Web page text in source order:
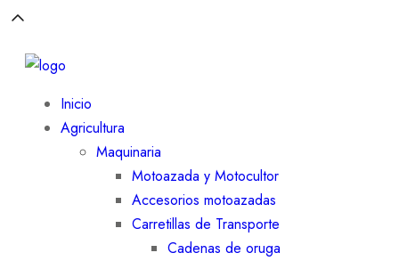
Inicio
Agricultura
Maquinaria
Motoazada y Motocultor
Accesorios motoazadas
Carretillas de Transporte
Cadenas de oruga